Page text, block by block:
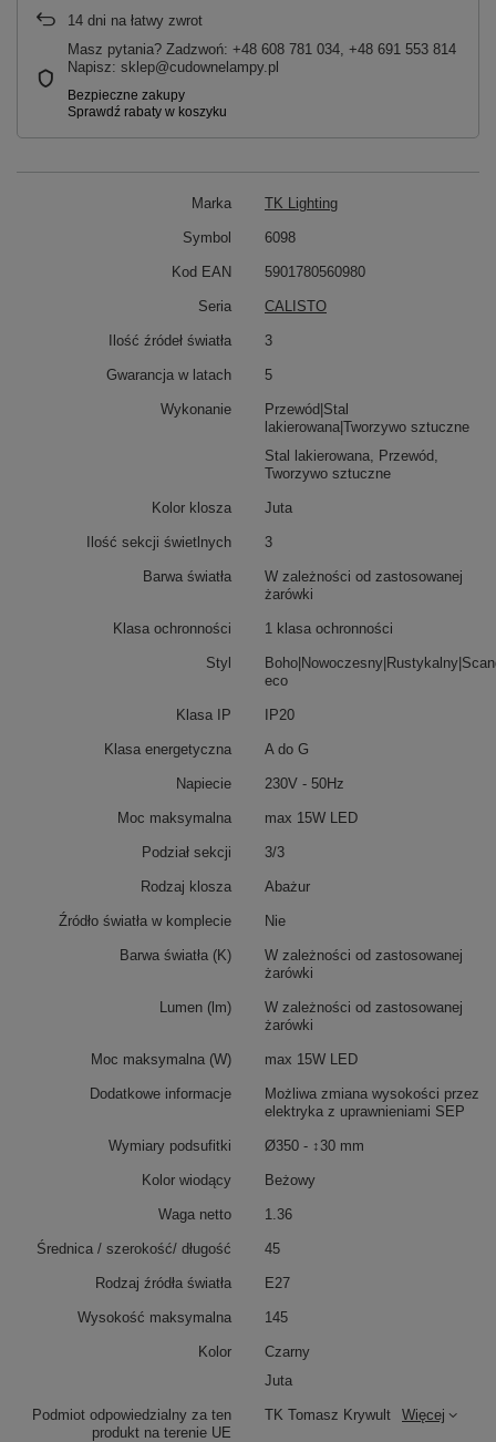
14 dni na łatwy zwrot
Masz pytania? Zadzwoń: +48 608 781 034, +48 691 553 814
Napisz: sklep@cudownelampy.pl
Marka TK Lighting
Podmiot odpowiedzialny za ten
produkt na terenie UE
TK Tomasz Krywult Więcej
Symbol 6098
Kod EAN 5901780560980
Seria CALISTO
Ilość źródeł światła 3
Gwarancja w latach 5
Wykonanie
Przewód|Stal
lakierowana|Tworzywo sztuczne
Stal lakierowana, Przewód,
Tworzywo sztuczne
Kolor klosza Juta
Ilość sekcji świetlnych 3
Barwa światła
W zależności od zastosowanej
żarówki
Klasa ochronności 1 klasa ochronności
Styl
eco
Klasa IP IP20
Klasa energetyczna A do G
Napiecie 230V - 50Hz
Moc maksymalna max 15W LED
Podział sekcji 3/3
Rodzaj klosza Abażur
Źródło światła w komplecie Nie
Barwa światła (K)
W zależności od zastosowanej
żarówki
Lumen (lm)
W zależności od zastosowanej
żarówki
Moc maksymalna (W) max 15W LED
Dodatkowe informacje
Możliwa zmiana wysokości przez
elektryka z uprawnieniami SEP
Wymiary podsufitki Ø350 - ↕30 mm
Kolor wiodący Beżowy
Waga netto 1.36
Średnica / szerokość/ długość 45
Rodzaj źródła światła E27
Wysokość maksymalna 145
Kolor
Czarny
Juta